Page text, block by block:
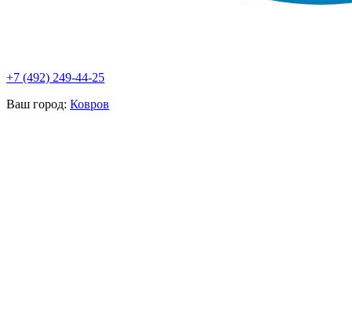
+7 (492) 249-44-25
Ваш город: Ковров